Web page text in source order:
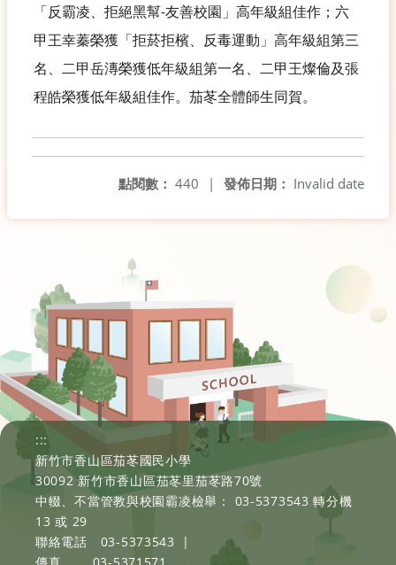
「反霸凌、拒絕黑幫-友善校園」高年級組佳作；六
甲王幸蓁榮獲「拒菸拒檳、反毒運動」高年級組第三
名、二甲岳漙榮獲低年級組第一名、二甲王燦倫及張
程皓榮獲低年級組佳作。茄苳全體師生同賀。
發佈日期： Invalid date
點閱數： 440 |
:::
新竹市香山區茄苳國民小學
30092 新竹市香山區茄苳里茄苳路70號
中輟、不當管教與校園霸凌檢舉： 03-5373543 轉分機
13 或 29
聯絡電話
03-5373543
|